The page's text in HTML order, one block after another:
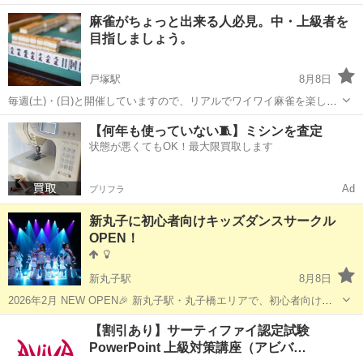
場駅徒歩4分ほどのスタジオでレッスンしてます🎵 🌺50代からのクプ
ナ経験者クラス🌺 2クラス 🟣木曜日のマクア＆クプナクラス🌈 🟣人気
の土曜日のクプナクラス...
神奈川 横浜市 踊場駅 フラダンス クプナクラス
麻雀がちょっと出来る人必見。中・上級者を
目指しましょう。
戸塚駅
8月8日
毎週(土)・(日)と開催していますので、リアルでワイワイ麻雀を楽しみ
ながら指導します。 ゲームで麻雀をやられている方や昔やったことが
ある人等、大歓迎です。 現在、登録人数は19名（40～70代（最高齢は
76歳）で女性...
神奈川 横浜市 戸塚駅
【何年も使っていない🧵】ミシンを査定
状態が悪くてもOK！最大限買取します
プリフラ Ad
新丸子に初心者向けキッズダンスサークル
OPEN！
新丸子駅
8月8日
2026年2月 NEW OPEN🎉 新丸子駅・丸子橋エリアで、初心者向けの
キッズダンスサークルがスタートします！ 📅 開催日 毎週火曜日 ■ ク
ラス・時間・月謝 17:05〜17:55 リトルクラス（...
新丸子駅 ジャズダンス サークル
【割引あり】サーティファイ認定試験
PowerPoint 上級対策講座（アビバ…